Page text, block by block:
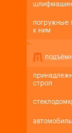
погружные
к ним
+-
строп